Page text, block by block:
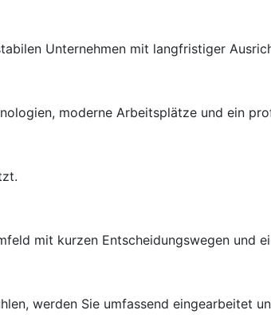
Unternehmen mit langfristiger
moderne Arbeitsplätze und ein
mit kurzen Entscheidungswegen und
werden Sie umfassend eingearbeitet